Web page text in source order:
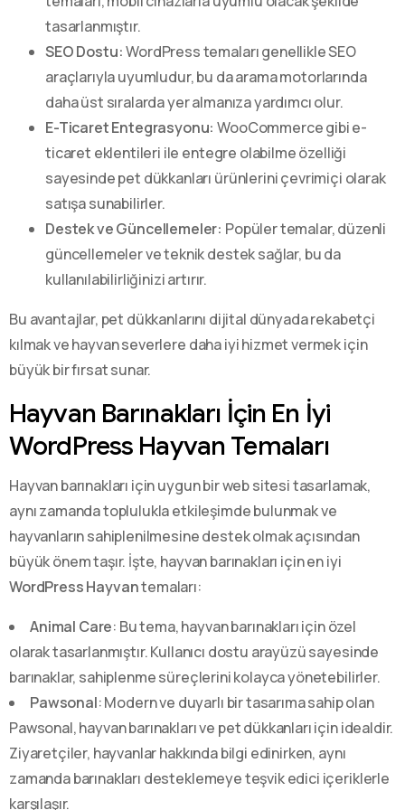
tasarlanmıştır.
SEO Dostu:WordPress temaları genellikle SEO
araçlarıyla uyumludur, bu da arama motorlarında
daha üst sıralarda yer almanıza yardımcı olur.
E-Ticaret Entegrasyonu: WooCommerce gibi e-
ticaret eklentileri ile entegre olabilme özelliği
sayesinde pet dükkanları ürünlerini çevrimiçi olarak
satışa sunabilirler.
Destek ve Güncellemeler: Popüler temalar, düzenli
güncellemeler ve teknik destek sağlar, bu da
kullanılabilirliğinizi artırır.
Bu avantajlar, pet dükkanlarını dijital dünyada rekabetçi
kılmak ve hayvan severlere daha iyi hizmet vermek için
büyük bir fırsat sunar.
Hayvan Barınakları İçin En İyi
WordPress Hayvan Temaları
Hayvan barınakları için uygun bir web sitesi tasarlamak,
aynı zamanda toplulukla etkileşimde bulunmak ve
hayvanların sahiplenilmesine destek olmak açısından
büyük önem taşır. İşte, hayvan barınakları için en iyi
WordPress Hayvantemaları:
Animal Care: Bu tema, hayvan barınakları için özel
olarak tasarlanmıştır. Kullanıcı dostu arayüzü sayesinde
barınaklar, sahiplenme süreçlerini kolayca yönetebilirler.
Pawsonal: Modern ve duyarlı bir tasarıma sahip olan
Pawsonal, hayvan barınakları ve pet dükkanları için idealdir.
Ziyaretçiler, hayvanlar hakkında bilgi edinirken, aynı
zamanda barınakları desteklemeye teşvik edici içeriklerle
karşılaşır.